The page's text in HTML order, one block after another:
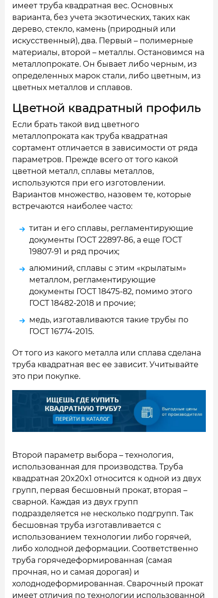
имеет труба квадратная вес. Основных
варианта, без учета экзотических, таких как
дерево, стекло, камень (природный или
искусственный), два. Первый – полимерные
материалы, второй – металлы. Остановимся на
металлопрокате. Он бывает либо черным, из
определенных марок стали, либо цветным, из
цветных металлов и сплавов.
Цветной квадратный профиль
Если брать такой вид цветного
металлопроката как труба квадратная
сортамент отличается в зависимости от ряда
параметров. Прежде всего от того какой
цветной металл, сплавы металлов,
используются при его изготовлении.
Вариантов множество, назовем те, которые
встречаются наиболее часто:
титан и его сплавы, регламентирующие
документы ГОСТ 22897-86, а еще ГОСТ
19807-91 и ряд прочих;
алюминий, сплавы с этим «крылатым»
металлом, регламентирующие
документы ГОСТ 18475-82, помимо этого
ГОСТ 18482-2018 и прочие;
медь, изготавливаются такие трубы по
ГОСТ 16774-2015.
От того из какого металла или сплава сделана
труба квадратная вес ее зависит. Учитывайте
это при покупке.
Второй параметр выбора – технология,
использованная для производства. Труба
квадратная 20x20x1 относится к одной из двух
групп, первая бесшовный прокат, вторая –
сварной. Каждая из двух групп
подразделяется не несколько подгрупп. Так
бесшовная труба изготавливается с
использованием технологии либо горячей,
либо холодной деформации. Соответственно
труба горячедеформированная (самая
прочная, но и самая дорогая) и
холоднодеформированная. Сварочный прокат
имеет отличия по технологии использованной